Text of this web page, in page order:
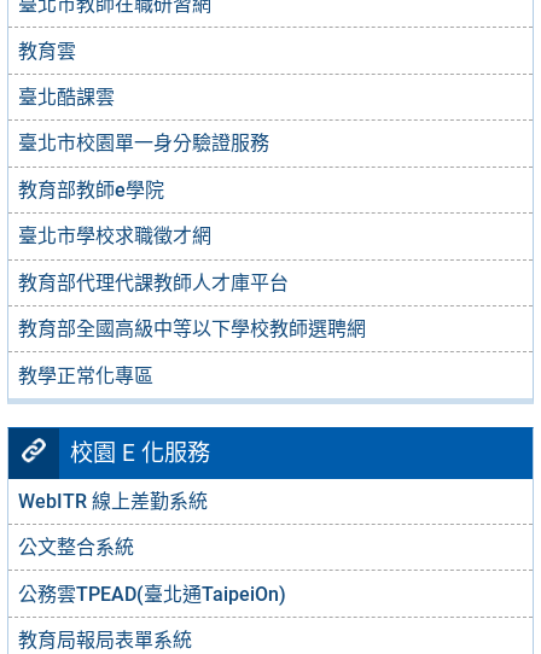
教育雲
臺北酷課雲
臺北市校園單一身分驗證服務
教育部教師e學院
臺北市學校求職徵才網
教育部代理代課教師人才庫平台
教育部全國高級中等以下學校教師選聘網
教學正常化專區
校園 E 化服務
WebITR 線上差勤系統
公文整合系統
公務雲TPEAD(臺北通TaipeiOn)
教育局報局表單系統